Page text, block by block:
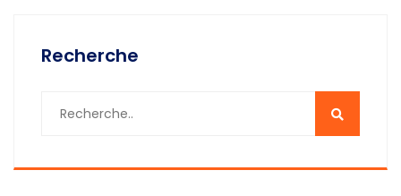
Recherche